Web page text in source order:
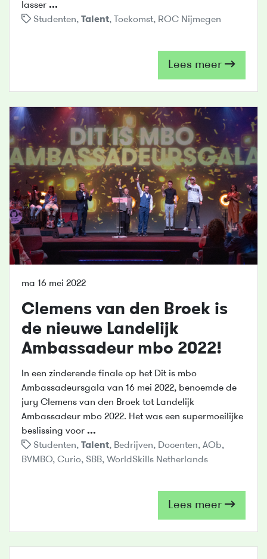
lasser ...
Studenten, Talent, Toekomst, ROC Nijmegen
Lees meer
ma 16 mei 2022
Clemens van den Broek is
de nieuwe Landelijk
Ambassadeur mbo 2022!
In een zinderende finale op het Dit is mbo
Ambassadeursgala van 16 mei 2022, benoemde de
jury Clemens van den Broek tot Landelijk
Ambassadeur mbo 2022. Het was een supermoeilijke
beslissing voor ...
Studenten, Talent, Bedrijven, Docenten, AOb,
BVMBO, Curio, SBB, WorldSkills Netherlands
Lees meer